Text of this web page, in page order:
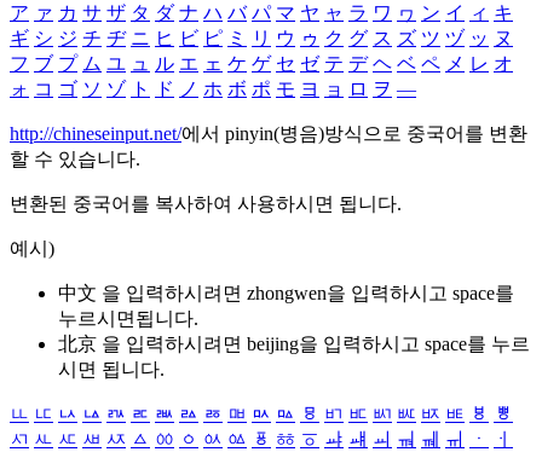
ア ァ カ サ ザ タ ダ ナ ハ バ パ マ ヤ ャ ラ ワ ヮ ン イ ィ キ
ギ シ ジ チ ヂ ニ ヒ ビ ピ ミ リ ウ ゥ ク グ ス ズ ツ ヅ ッ ヌ
フ ブ プ ム ユ ュ ル エ ェ ケ ゲ セ ゼ テ デ ヘ ベ ペ メ レ オ
ォ コ ゴ ソ ゾ ト ド ノ ホ ボ ポ モ ヨ ョ ロ ヲ ―
http://chineseinput.net/에서 pinyin(병음)방식으로 중국어를 변환
할 수 있습니다.
변환된 중국어를 복사하여 사용하시면 됩니다.
예시)
中文 을 입력하시려면 zhongwen을 입력하시고 space를
누르시면됩니다.
北京 을 입력하시려면 beijing을 입력하시고 space를 누르
시면 됩니다.
ㅥ ㅦ ㅧ ㅨ ㅩ ㅪ ㅫ ㅬ ㅭ ㅮ ㅯ ㅰ ㅱ ㅲ ㅳ ㅴ ㅵ ㅶ ㅷ ㅸ
ㅹ
ㅺ ㅻ ㅼ ㅽ ㅾ ㅿ ㆀ ㆁ ㆂ ㆃ ㆄ ㆅ ㆆ ㆇ ㆈ ㆉ ㆊ ㆋ ㆌ ㆍ
ㆎ